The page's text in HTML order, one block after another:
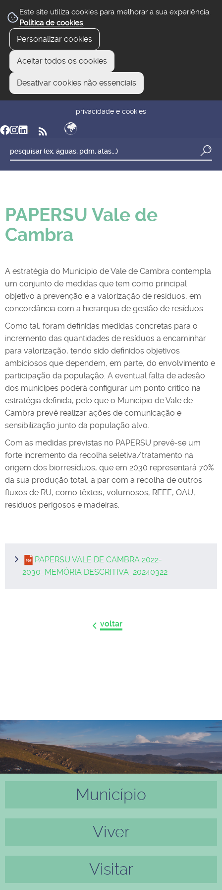
Este site utiliza cookies para melhorar a sua experiência.
Política de cookies.
Personalizar cookies
Aceitar todos os cookies
Desativar cookies não essenciais
privacidade e cookies
PAPERSU Vale de
Cambra
A estratégia do Município de Vale de Cambra contempla
um conjunto de medidas que tem como principal
objetivo a prevenção e a valorização de resíduos, em
concordância com a hierarquia de gestão de resíduos.
Como tal, foram definidas medidas concretas para o
incremento das quantidades de resíduos a encaminhar
para valorização, tendo sido definidos objetivos
ambiciosos que dependem, em parte, do envolvimento e
participação da população. A eventual falta de adesão
dos munícipes poderá configurar um ponto crítico na
estratégia definida, pelo que o Município de Vale de
Cambra prevê realizar ações de comunicação e
sensibilização junto da população alvo.
Com as medidas previstas no PAPERSU prevê-se um
forte incremento da recolha seletiva/tratamento na
origem dos biorresíduos, que em 2030 representará 70%
da sua produção total, a par com a recolha de outros
fluxos de RU, como têxteis, volumosos, REEE, OAU,
resíduos perigosos e madeiras.
PAPERSU VALE DE CAMBRA 2022-
2030_MEMÓRIA DESCRITIVA_20240322
voltar
Município
Viver
Visitar